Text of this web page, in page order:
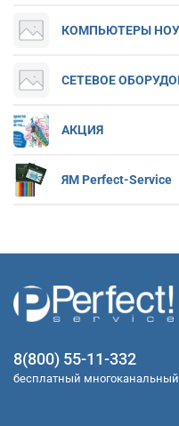
КОМПЬЮТЕРЫ
СЕТЕВОЕ
АКЦИЯ
ЯМ Perfect-Service
8(800) 55-11-332
бесплатный многоканальный